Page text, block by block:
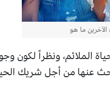
ما هو
الملائم، ونظراً لكون
عنها من أجل شريك